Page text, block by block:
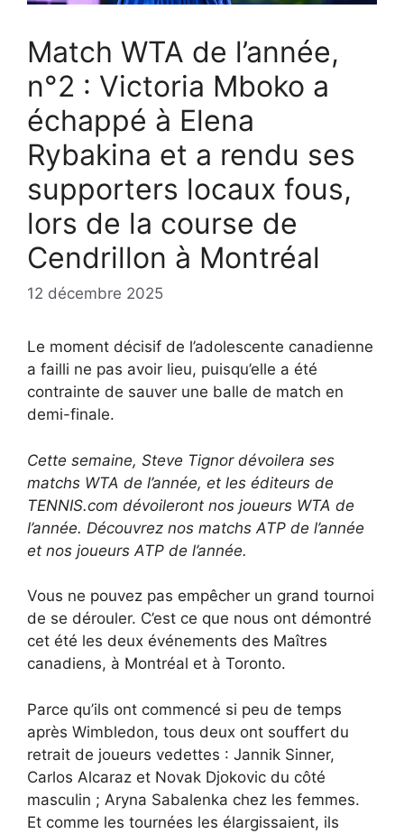
Match WTA de l’année,
n°2 : Victoria Mboko a
échappé à Elena
Rybakina et a rendu ses
supporters locaux fous,
lors de la course de
Cendrillon à Montréal
12 décembre 2025
Le moment décisif de l’adolescente canadienne
a failli ne pas avoir lieu, puisqu’elle a été
contrainte de sauver une balle de match en
demi-finale.
Cette semaine, Steve Tignor dévoilera ses
matchs WTA de l’année, et les éditeurs de
TENNIS.com dévoileront nos joueurs WTA de
l’année. Découvrez nos matchs ATP de l’année
et nos joueurs ATP de l’année.
Vous ne pouvez pas empêcher un grand tournoi
de se dérouler. C’est ce que nous ont démontré
cet été les deux événements des Maîtres
canadiens, à Montréal et à Toronto.
Parce qu’ils ont commencé si peu de temps
après Wimbledon, tous deux ont souffert du
retrait de joueurs vedettes : Jannik Sinner,
Carlos Alcaraz et Novak Djokovic du côté
masculin ; Aryna Sabalenka chez les femmes.
Et comme les tournées les élargissaient, ils